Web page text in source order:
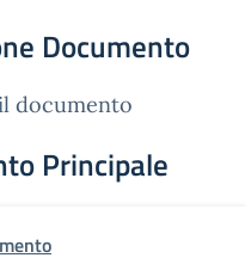
Documento
documento
Principale